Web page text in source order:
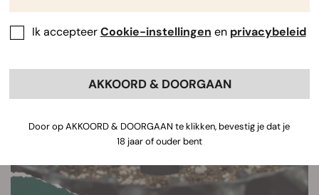
Ik accepteerCookie-instellingen en privacybeleid
AKKOORD & DOORGAAN
Door op AKKOORD & DOORGAAN te klikken, bevestig je dat je
18 jaar of ouder bent